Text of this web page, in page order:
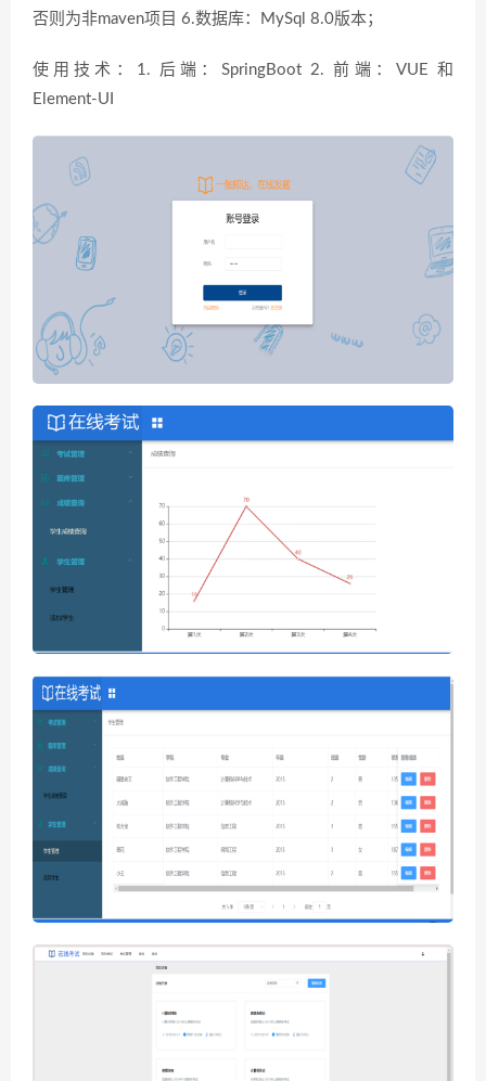
否则为非maven项目 6.数据库：MySql 8.0版本；
使用技术：1. 后端：SpringBoot 2. 前端：VUE 和
Element-UI